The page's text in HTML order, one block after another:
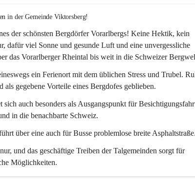
in der Gemeinde Viktorsberg!
der schönsten Bergdörfer Vorarlbergs! Keine Hektik, kein
dafür viel Sonne und gesunde Luft und eine unvergessliche
das Vorarlberger Rheintal bis weit in die Schweizer
ein Ferienort mit dem üblichen Stress und Trubel.
als gegebene Vorteile eines Bergdofes geblieben.
sich auch besonders als Ausgangspunkt für
in die benachbarte Schweiz.
über eine auch für Busse problemlose breite
und das geschäftige Treiben der Talgemeinden sorgt für
Möglichkeiten.